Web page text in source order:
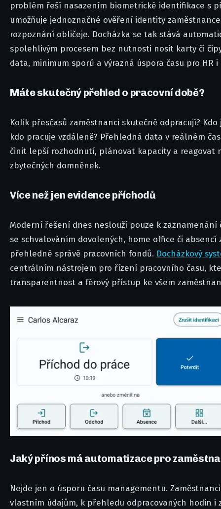
problém řeší nasazením biometrické identifikace s
umožňuje jednoznačné ověření identity
rozpoznání obličeje. Docházka se tak stává
spolehlivým procesem bez nutnosti nosit karty či
data, minimum sporů a výrazná úspora času pro HR
Máte skutečný přehled o pracovní době?
Kolik přesčasů zaměstnanci skutečně odpracují?
kdo pracuje vzdáleně? Přehledná data v reálném
činit lepší rozhodnutí, plánovat kapacity a reagovat
zbytečných domněnek.
Více než jen evidence příchodů
Moderní řešení dnes neslouží pouze k zaznamenání
se schvalováním dovolených, home office či absencí
přehledné správě pracovních fondů. Docházkový
centrálním nástrojem pro řízení pracovního času,
transparentnost a férový přístup ke všem
Jaký přínos má automatizace pro
Nejde jen o úsporu času managementu.
vlastním údajům, k přehledu odpracovaných hodin i